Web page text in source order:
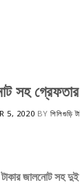
সহ
5, 2020 BYশিলিগুড়ি
টাকার জালনোট সহ